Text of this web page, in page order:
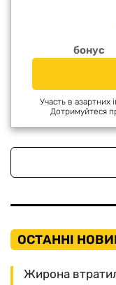
бонус
Участь в азартних
Дотримуйтеся
ОСТАННІ
Жирона